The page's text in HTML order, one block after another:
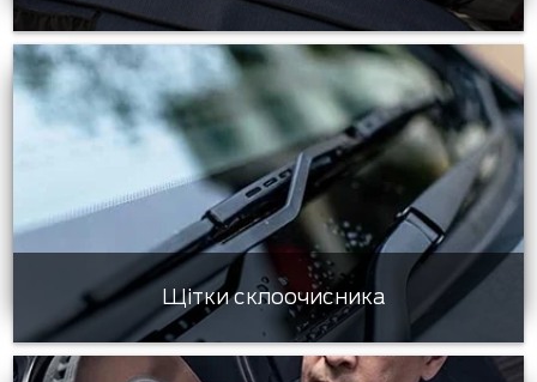
Щітки склоочисника